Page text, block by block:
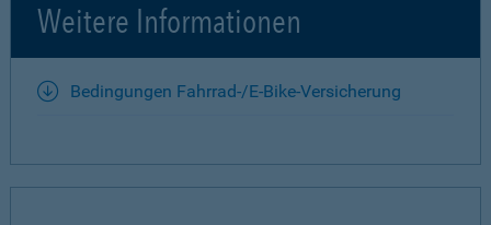
Weitere Informationen
Bedingungen Fahrrad-/E-Bike-Versicherung